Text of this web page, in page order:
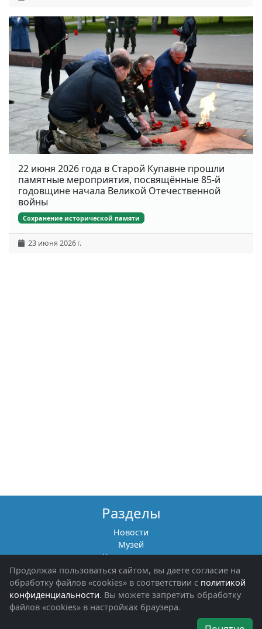
22 июня 2026 года в Старой Купавне прошли
памятные мероприятия, посвящённые 85-й
годовщине начала Великой Отечественной
войны
Сохранение исторической памяти
23 июня 2026 г.
Разделы
Новости
Музей
Книги памяти
Фотоальбомы
Обращения граждан
Помощь участникам СВО и их семьям
Об организации
Продолжая пользоваться сайтом, вы даете согласие на
обработку файлов «cookies» в соответствии с политикой
конфиденциальности. Вы можете запретить обработку
файлов «cookies» в настройках браузера.